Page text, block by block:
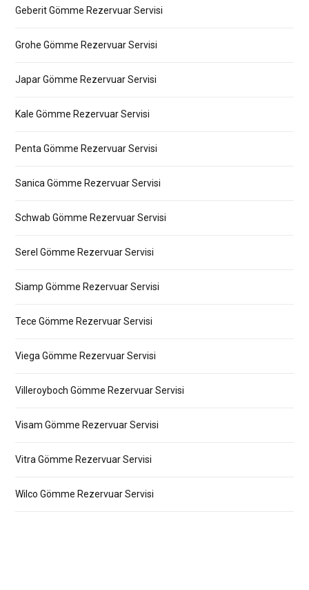
Geberit Gömme Rezervuar Servisi
Grohe Gömme Rezervuar Servisi
Japar Gömme Rezervuar Servisi
Kale Gömme Rezervuar Servisi
Penta Gömme Rezervuar Servisi
Sanica Gömme Rezervuar Servisi
Schwab Gömme Rezervuar Servisi
Serel Gömme Rezervuar Servisi
Siamp Gömme Rezervuar Servisi
Tece Gömme Rezervuar Servisi
Viega Gömme Rezervuar Servisi
Villeroyboch Gömme Rezervuar Servisi
Visam Gömme Rezervuar Servisi
Vitra Gömme Rezervuar Servisi
Wilco Gömme Rezervuar Servisi